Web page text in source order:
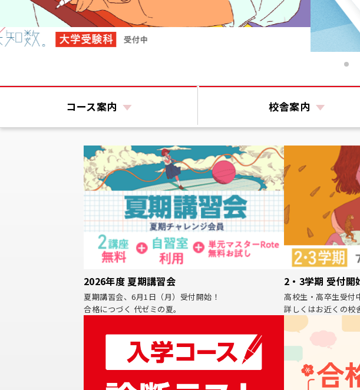
コース案内 校舎案内
2026年度 夏期講習会
夏期講習会、6月1日（月）受付開始！
合格につづく 代ゼミの夏。
2・3学期 受付開
高校生・高卒生受付
詳しくはお近くの校